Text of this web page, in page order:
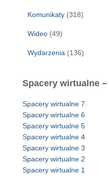
Komunikaty (318)
Wideo (49)
Wydarzenia (136)
Spacery wirtualne
Spacery wirtualne 7
Spacery wirtualne 6
Spacery wirtualne 5
Spacery wirtualne 4
Spacery wirtualne 3
Spacery wirtualne 2
Spacery wirtualne 1